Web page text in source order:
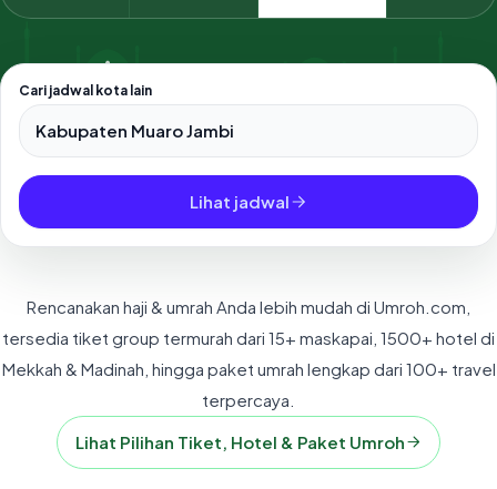
Cari jadwal kota lain
Pilih salah satu dari 500+ kota dan kabupaten di Indonesia.
Lihat jadwal
Rencanakan haji & umrah Anda lebih mudah di Umroh.com,
tersedia tiket group termurah dari 15+ maskapai, 1500+ hotel di
Mekkah & Madinah, hingga paket umrah lengkap dari 100+ travel
terpercaya.
Lihat Pilihan Tiket, Hotel & Paket Umroh